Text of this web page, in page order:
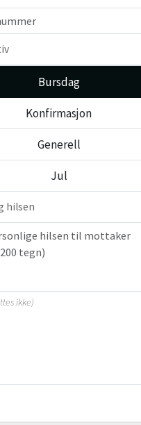
Bursdag
Konfirmasjon
Generell
Jul
hilsen
ikke)